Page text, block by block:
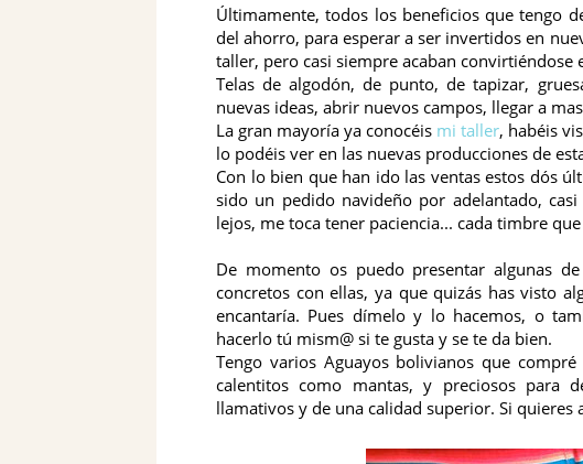
Últimamente, todos los beneficios que tengo
del ahorro, para esperar a ser invertidos en
taller, pero casi siempre acaban convirtiéndose
Telas de algodón, de punto, de tapizar,
nuevas ideas, abrir nuevos campos, llegar a
La gran mayoría ya conocéis mi taller, habéis
lo podéis ver en las nuevas producciones de
Con lo bien que han ido las ventas estos dós
sido un pedido navideño por adelantado,
lejos, me toca tener paciencia... cada timbre
De momento os puedo presentar algunas
concretos con ellas, ya que quizás has visto
encantaría. Pues dímelo y lo hacemos, o
hacerlo tú mism@ si te gusta y se te da bien.
Tengo varios Aguayos bolivianos que
calentitos como mantas, y preciosos para
llamativos y de una calidad superior. Si quieres